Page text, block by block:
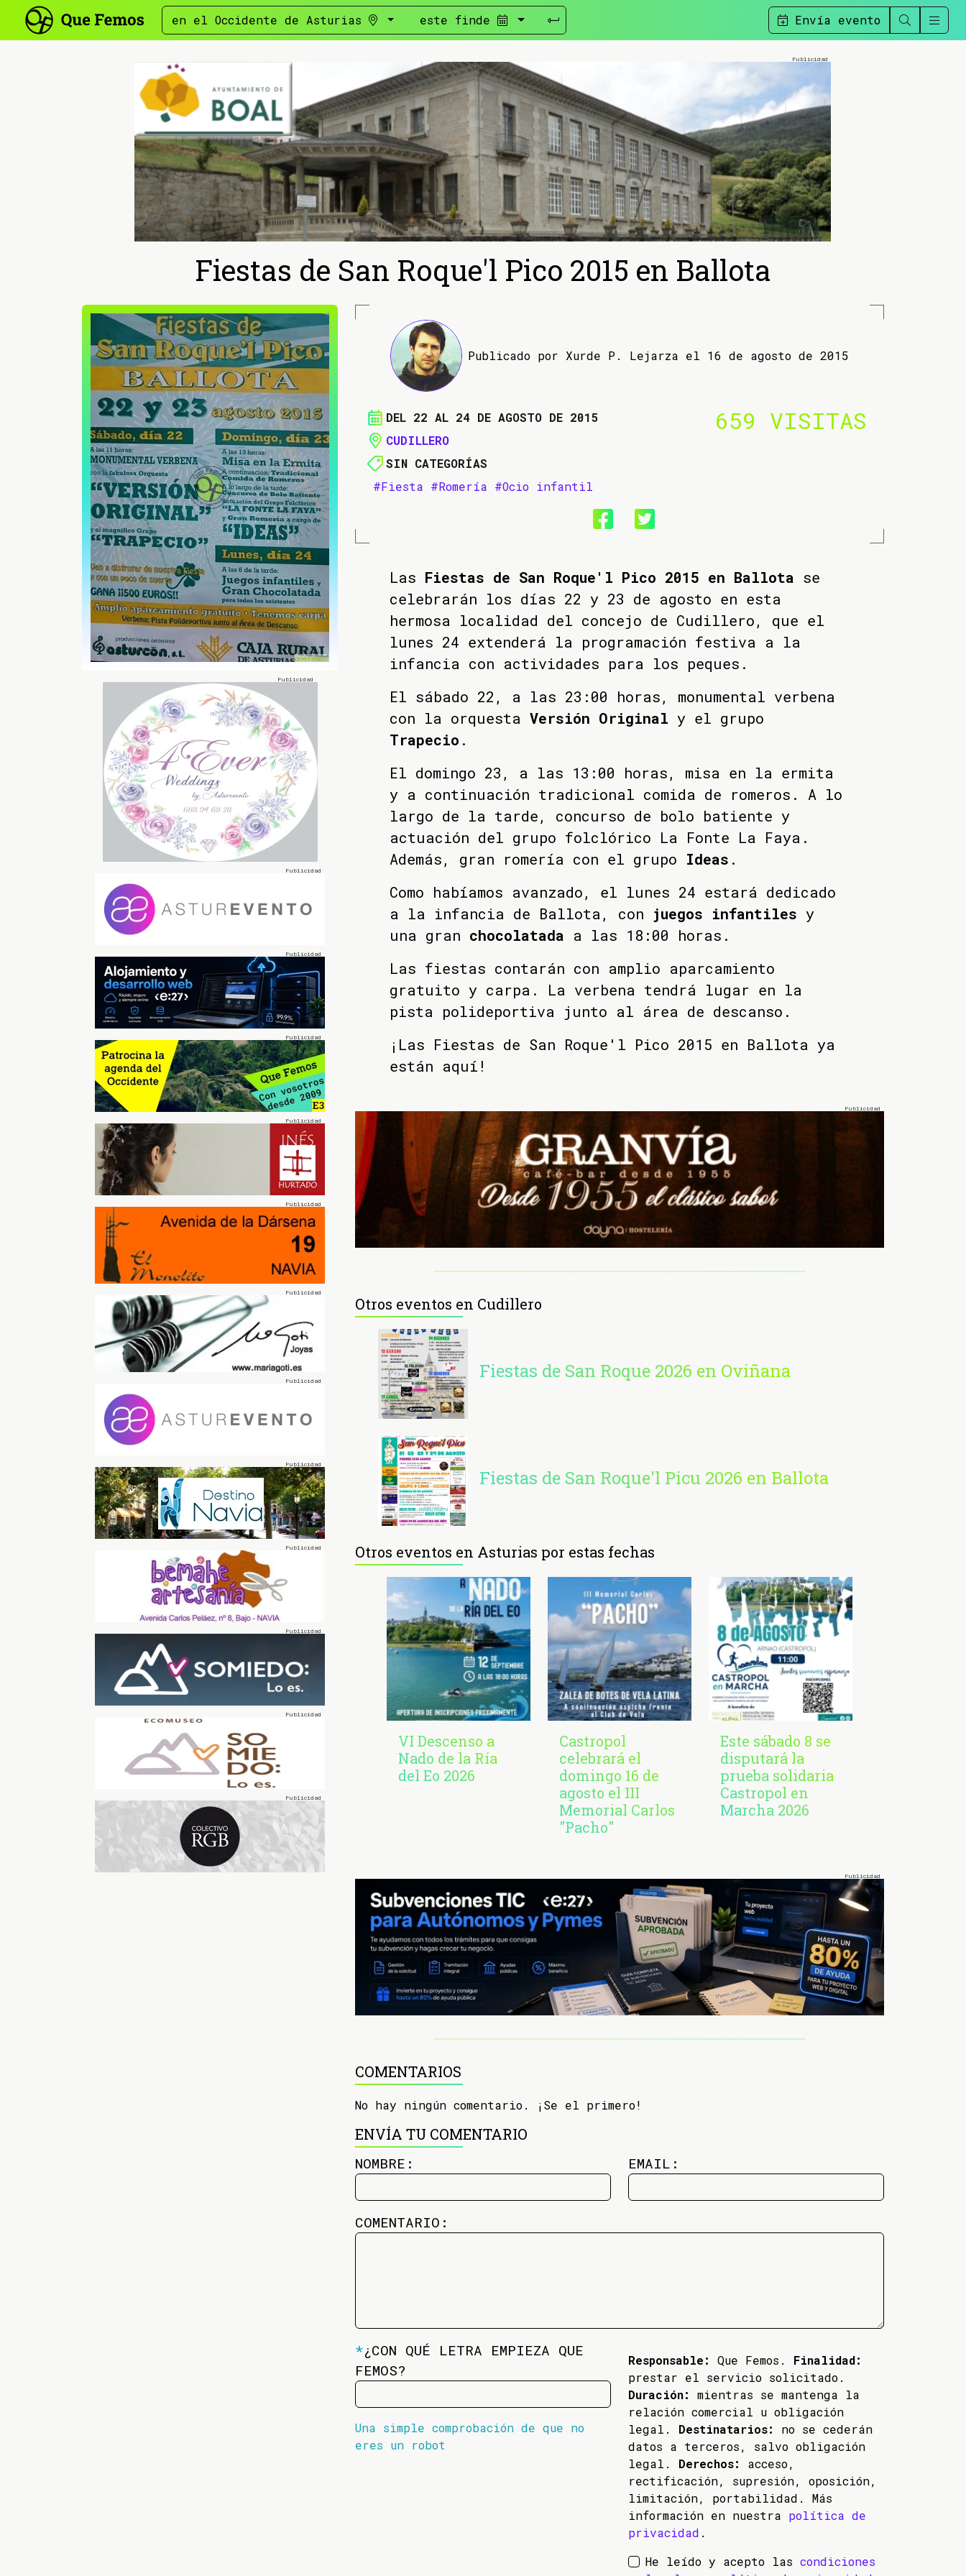
en el Occidente de Asturias este finde Envía evento
Fiestas de San Roque'l Pico 2015 en Ballota
Publicado por Xurde P. Lejarza el 16 de agosto de 2015
DEL 22 AL 24 DE AGOSTO DE 2015
CUDILLERO
SIN CATEGORÍAS
#Fiesta #Romería #Ocio infantil
659 VISITAS
Las Fiestas de San Roque'l Pico 2015 en Ballota se
celebrarán los días 22 y 23 de agosto en esta
hermosa localidad del concejo de Cudillero, que el
lunes 24 extenderá la programación festiva a la
infancia con actividades para los peques.
El sábado 22, a las 23:00 horas, monumental verbena
con la orquesta Versión Original y el grupo
Trapecio .
El domingo 23, a las 13:00 horas, misa en la ermita
y a continuación tradicional comida de romeros. A lo
largo de la tarde, concurso de bolo batiente y
actuación del grupo folclórico La Fonte La Faya.
Además, gran romería con el grupo Ideas .
Como habíamos avanzado, el lunes 24 estará dedicado
a la infancia de Ballota, con juegos infantiles y
una gran chocolatada a las 18:00 horas.
Las fiestas contarán con amplio aparcamiento
gratuito y carpa. La verbena tendrá lugar en la
pista polideportiva junto al área de descanso.
¡Las Fiestas de San Roque'l Pico 2015 en Ballota ya
están aquí!
Otros eventos en Cudillero
Fiestas de San Roque 2026 en Oviñana
Fiestas de San Roque'l Picu 2026 en Ballota
Otros eventos en Asturias por estas fechas
VI Descenso a
Nado de la Ría
del Eo 2026
Castropol
celebrará el
domingo 16 de
agosto el III
Memorial Carlos
"Pacho"
Este sábado 8 se
disputará la
prueba solidaria
Castropol en
Marcha 2026
COMENTARIOS
No hay ningún comentario. ¡Se el primero!
ENVÍA TU COMENTARIO
NOMBRE: EMAIL:
COMENTARIO:
*¿CON QUÉ LETRA EMPIEZA QUE
FEMOS?
Una simple comprobación de que no
eres un robot
Responsable: Que Femos. Finalidad:
prestar el servicio solicitado.
Duración:
mientras se mantenga la
relación comercial u obligación
legal. Destinatarios:
no se cederán
datos a terceros, salvo obligación
legal. Derechos:
acceso,
rectificación, supresión, oposición,
limitación, portabilidad. Más
información en nuestra política de
privacidad .
He leído y acepto las condiciones